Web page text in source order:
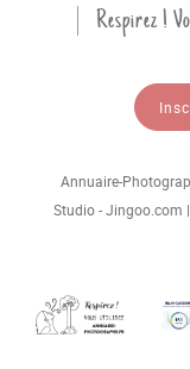
Respirez !
Annuaire-
Studio - Jingoo.com